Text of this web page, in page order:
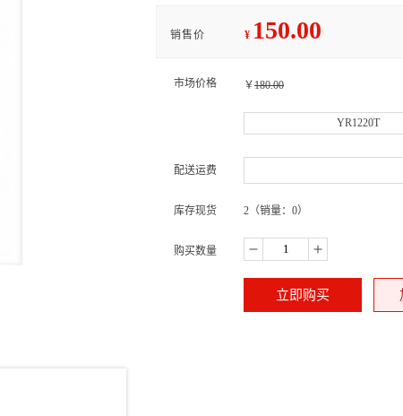
销售价 ¥ 150.00
市场价格 ￥180.00
YR1220T
配送运费
库存现货 2 （销量：0）
购买数量
立即购买